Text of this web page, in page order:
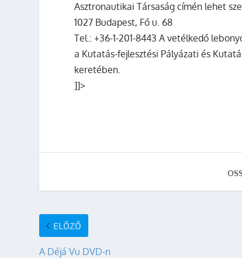
Asztronautikai Társaság címén lehet
1027 Budapest, Fő u. 68
Tel.: +36-1-201-8443 A vetélkedő
a Kutatás-fejlesztési Pályázati és
keretében.
]]>
ELŐZŐ
A Déjá Vu DVD-n